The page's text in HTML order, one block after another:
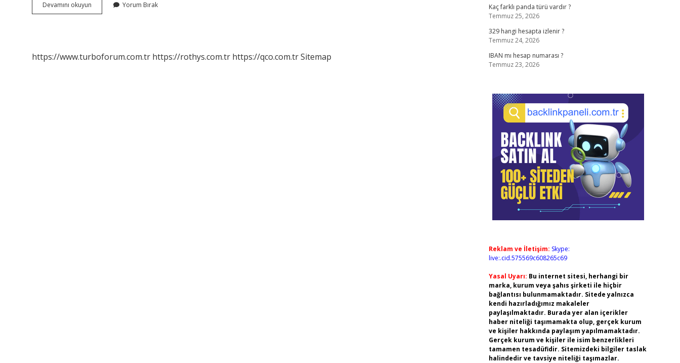
Devamını okuyun
Birimi
Yorum Bırak
https://www.turboforum.com.tr https://rothys.com.tr https://qco.com.trSitemap
Kaç farklı panda türü vardır ?
Temmuz 25, 2026
329 hangi hesapta izlenir ?
Temmuz 24, 2026
IBAN mı hesap numarası ?
Temmuz 23, 2026
Reklam ve İletişim: Skype:
live:.cid.575569c608265c69
Yasal Uyarı: Bu internet sitesi, herhangi bir
marka, kurum veya şahıs şirketi ile hiçbir
bağlantısı bulunmamaktadır. Sitede yalnızca
kendi hazırladığımız makaleler
paylaşılmaktadır. Burada yer alan içerikler
haber niteliği taşımamakta olup, gerçek kurum
ve kişiler hakkında paylaşım yapılmamaktadır.
Gerçek kurum ve kişiler ile isim benzerlikleri
tamamen tesadüfidir. Sitemizdeki bilgiler taslak
halindedir ve tavsiye niteliği taşımazlar.